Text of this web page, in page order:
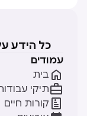
כל הידע
עמודים
בית 
תיקי
קורות חיים 